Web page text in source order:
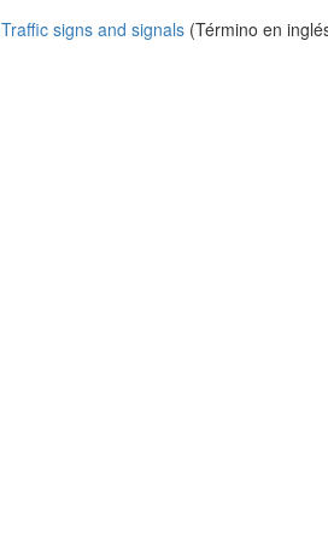
Traffic signs and signals (Término en